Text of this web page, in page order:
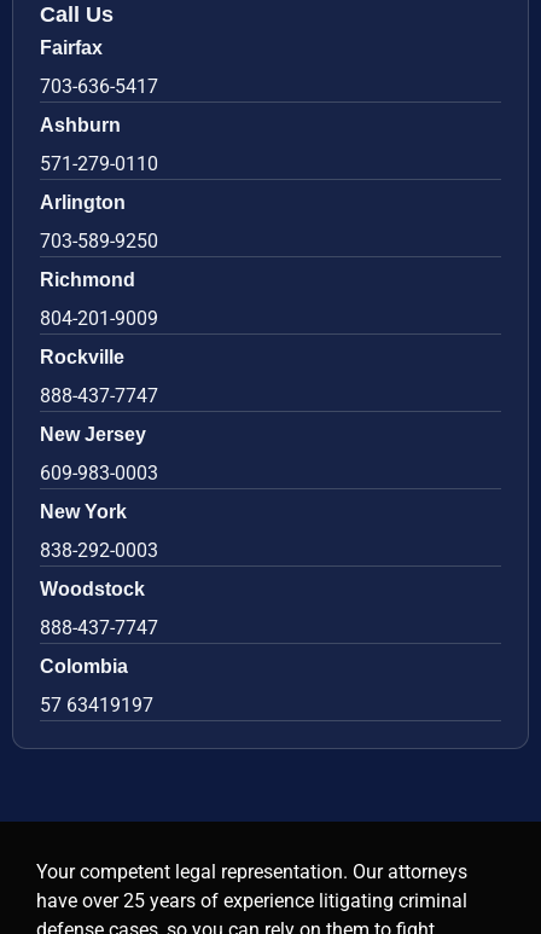
Call Us
Fairfax
703-636-5417
Ashburn
571-279-0110
Arlington
703-589-9250
Richmond
804-201-9009
Rockville
888-437-7747
New Jersey
609-983-0003
New York
838-292-0003
Woodstock
888-437-7747
Colombia
57 63419197
Your competent legal representation. Our attorneys
have over 25 years of experience litigating criminal